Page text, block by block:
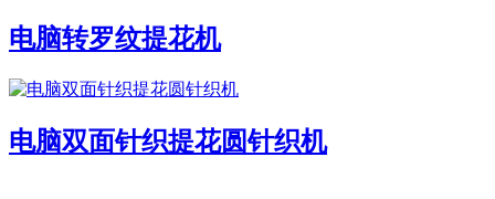
电脑转罗纹提花机
电脑双面针织提花圆针织机